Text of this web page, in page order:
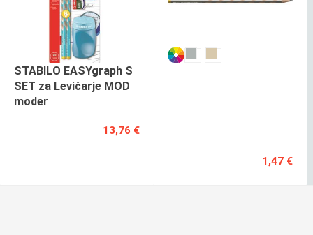
STABILO EASYgraph S
SET za Levičarje MOD
moder
13,76 €
1,47 €